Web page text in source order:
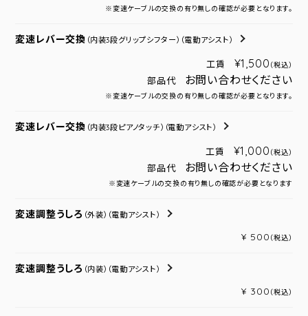
※変速ケーブルの交換の有り無しの確認が必要となります。
変速レバー交換 （内装3段グリップシフター） （電動アシスト）
工賃 ¥1,500 （税込）
部品代 お問い合わせください
※変速ケーブルの交換の有り無しの確認が必要となります。
変速レバー交換 （内装3段ピアノタッチ） （電動アシスト）
工賃 ¥1,000 （税込）
部品代 お問い合わせください
※変速ケーブルの交換の有り無しの確認が必要となります
変速調整うしろ （外装） （電動アシスト）
¥ 500 （税込）
変速調整うしろ （内装） （電動アシスト）
¥ 300 （税込）